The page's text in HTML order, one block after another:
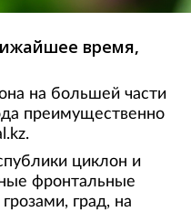
время,
на большей части
преимущественно
циклон и
фронтальные
град, на